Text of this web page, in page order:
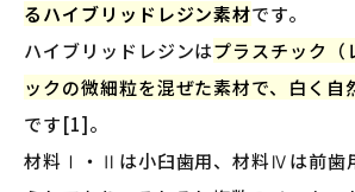
るハイブリッドレジン素材です。
ハイブリッドレジンはプラスチック（
ックの微細粒を混ぜた素材で、白く自
です[1]。
材料Ⅰ・Ⅱは小臼歯用、材料Ⅳは前歯